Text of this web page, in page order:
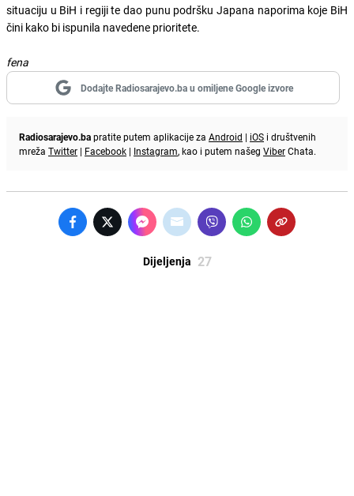
situaciju u BiH i regiji te dao punu podršku Japana naporima koje BiH
čini kako bi ispunila navedene prioritete.
fena
Dodajte Radiosarajevo.ba u omiljene Google izvore
Radiosarajevo.bapratite putem aplikacije za Android | iOS i društvenih
mreža Twitter | Facebook | Instagram, kao i putem našeg ViberChata.
Dijeljenja 27